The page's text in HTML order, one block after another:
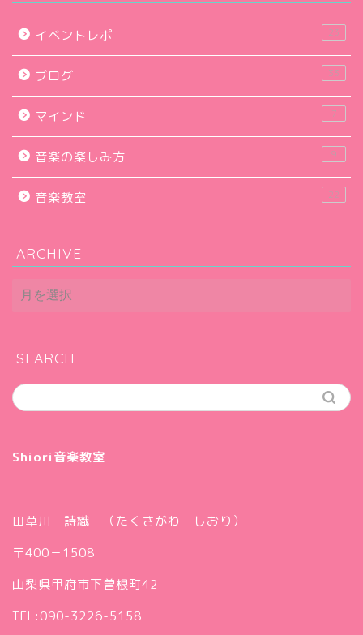
イベントレポ 23
ブログ 33
マインド 7
音楽の楽しみ方 9
音楽教室 22
ARCHIVE
ARCHIVE
SEARCH
Shiori音楽教室
田草川 詩織 （たくさがわ しおり）
〒400－1508
山梨県甲府市下曽根町42
TEL:090-3226-5158
ノ講師 田草川詩織）